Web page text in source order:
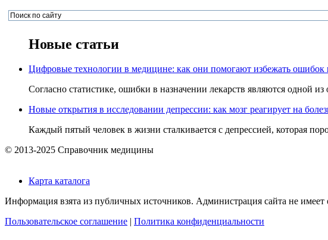
Новые статьи
Цифровые технологии в медицине: как они помогают избежать ошибок
Согласно статистике, ошибки в назначении лекарств являются одной
Новые открытия в исследовании депрессии: как мозг реагирует на
Каждый пятый человек в жизни сталкивается с депрессией, которая
© 2013-2025 Справочник медицины
Карта каталога
Информация взята из публичных источников. Администрация сайта не
Пользовательское соглашение
Политика конфиденциальности